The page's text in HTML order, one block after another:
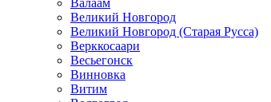
Валаам
Великий Новгород
Великий Новгород (Старая Русса)
Верккосаари
Весьегонск
Винновка
Витим